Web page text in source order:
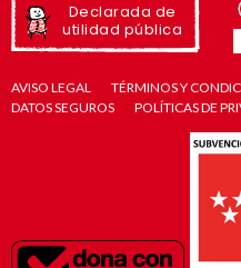
Declarada de
utilidad pública
AVISO LEGAL
TÉRMINOS Y
DATOS SEGUROS
POLÍTICAS DE